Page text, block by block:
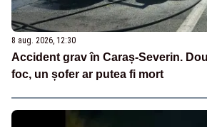
8 aug. 2026, 12:30
Accident grav în Caraș-Severin.
foc, un șofer ar putea fi mort